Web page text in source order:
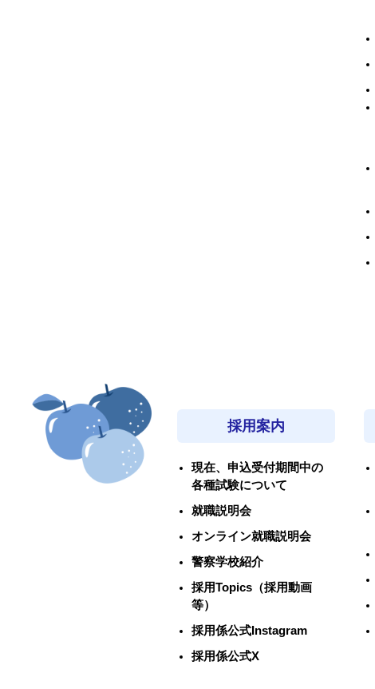
採用案内
現在、申込受付期間中の
各種試験について
就職説明会
オンライン就職説明会
警察学校紹介
採用Topics（採用動画
等）
採用係公式Instagram
採用係公式X